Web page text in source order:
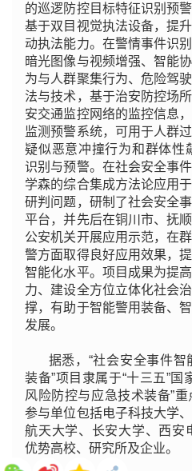
的巡逻防控目标特征识别预
基于双目视觉执法设备，提
动执法能力。在警情事件识
暗光图像与视频增强、智能
为与人群聚集行为、危险驾
法与技术，基于治安防控场
安交通监控网络的监控信息
监测预警系统，可用于人群
疑似恶意冲撞行为和群体性
识别与预警。在社会安全事
学森的综合集成方法论应用
研判问题，研制了社会安全
平台，并先后在铜川市、抚
公安机关开展应用示范，在
警方面取得良好应用效果，
智能化水平。项目成果为提
力、建设全方位立体化社会
撑，有助于智能警用装备、
发展。
据悉，“社会安全事件
装备”项目隶属于“十三五”国
风险防控与应急技术装备”重
参与单位包括电子科技大学
航天大学、长安大学、西安
优势高校、研究所及企业。